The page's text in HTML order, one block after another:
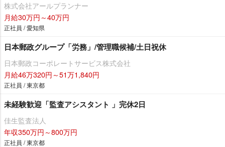
株式会社アールプランナー
月給30万円～40万円
正社員 / 愛知県
日本郵政グループ「労務」/管理職候補/土日祝休
日本郵政コーポレートサービス株式会社
月給46万320円～51万1,840円
正社員 / 東京都
未経験歓迎「監査アシスタント 」完休2日
佳生監査法人
年収350万円～800万円
正社員 / 東京都